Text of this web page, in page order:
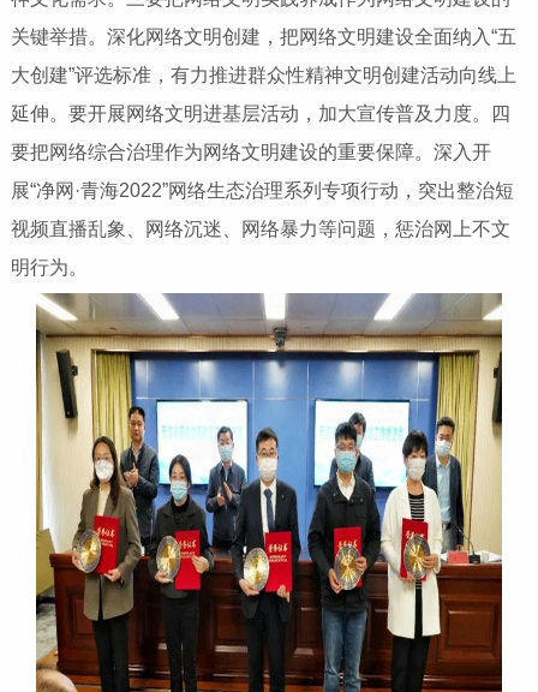
关键举措。深化网络文明创建，把网络文明建设全面纳入“五
大创建”评选标准，有力推进群众性精神文明创建活动向线上
延伸。要开展网络文明进基层活动，加大宣传普及力度。四
要把网络综合治理作为网络文明建设的重要保障。深入开
展“净网·青海2022”网络生态治理系列专项行动，突出整治短
视频直播乱象、网络沉迷、网络暴力等问题，惩治网上不文
明行为。